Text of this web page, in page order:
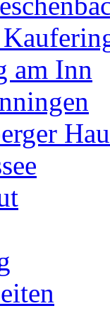
am Inn